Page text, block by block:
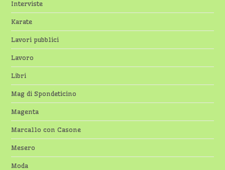
Interviste
Karate
Lavori pubblici
Lavoro
Libri
Mag di Spondeticino
Magenta
Marcallo con Casone
Mesero
Moda